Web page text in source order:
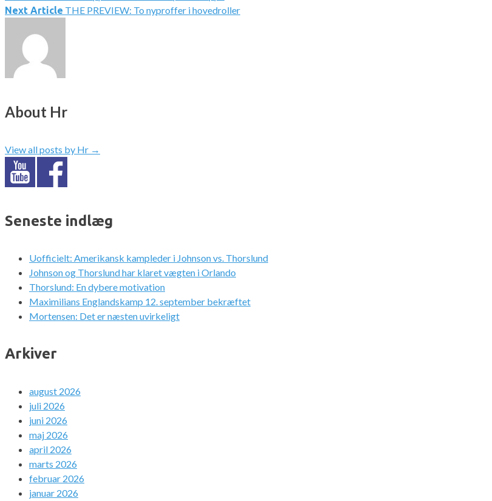
Next Article THE PREVIEW: To nyproffer i hovedroller
About Hr
View all posts by Hr →
Seneste indlæg
Uofficielt: Amerikansk kampleder i Johnson vs. Thorslund
Johnson og Thorslund har klaret vægten i Orlando
Thorslund: En dybere motivation
Maximilians Englandskamp 12. september bekræftet
Mortensen: Det er næsten uvirkeligt
Arkiver
august 2026
juli 2026
juni 2026
maj 2026
april 2026
marts 2026
februar 2026
januar 2026